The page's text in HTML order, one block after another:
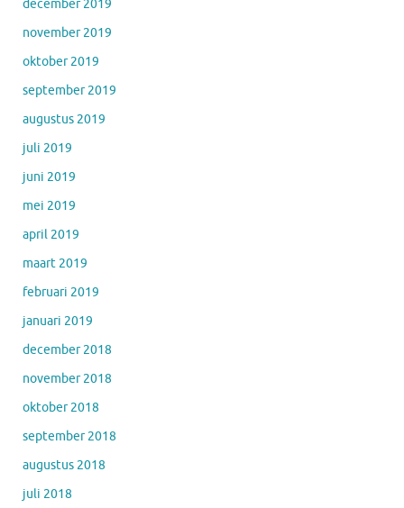
december 2019
november 2019
oktober 2019
september 2019
augustus 2019
juli 2019
juni 2019
mei 2019
april 2019
maart 2019
februari 2019
januari 2019
december 2018
november 2018
oktober 2018
september 2018
augustus 2018
juli 2018